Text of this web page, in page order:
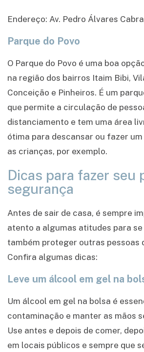
Endereço: Av. Pedro Álvares
Parque do Povo
O Parque do Povo é uma boa
na região dos bairros Itaim Bibi,
Conceição e Pinheiros. É um
que permite a circulação de
distanciamento e tem uma área
ótima para descansar ou fazer
as crianças, por exemplo.
Dicas para fazer seu
segurança
Antes de sair de casa, é sempre
atento a algumas atitudes para
também proteger outras pessoas
Confira algumas dicas:
Leve um álcool em gel na
Um álcool em gel na bolsa é
contaminação e manter as mãos
Use antes e depois de comer,
em locais públicos e sempre que